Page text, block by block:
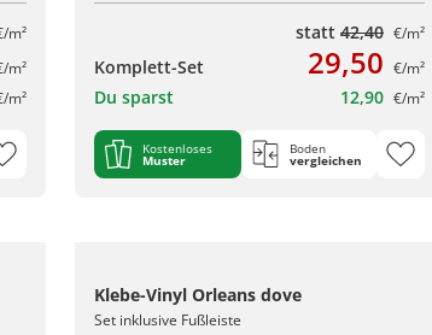
m²
m²
m²
statt 42,40 €/m²
Komplett-Set 29,50 €/m²
Du sparst 12,90 €/m²
Kostenloses
Muster
Boden
vergleichen
Klebe-Vinyl Orleans dove
Set inklusive Fußleiste